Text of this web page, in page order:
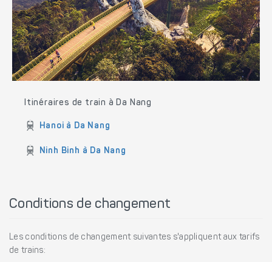
Itinéraires de train à Da Nang
Hanoi à Da Nang
Ninh Binh à Da Nang
Conditions de changement
Les conditions de changement suivantes s'appliquent aux tarifs
de trains: